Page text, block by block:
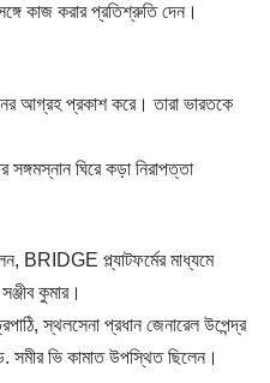
কাজ করার প্রতিশ্রুতি দেন।
আগ্রহ প্রকাশ করে। তারা ভারতকে
ঘিরে কড়া নিরাপত্তা
BRIDGE প্ল্যাটফর্মের মাধ্যমে
কুমার।
স্থলসেনা প্রধান জেনারেল উপেন্দ্র
সমীর ভি কামাত উপস্থিত ছিলেন।